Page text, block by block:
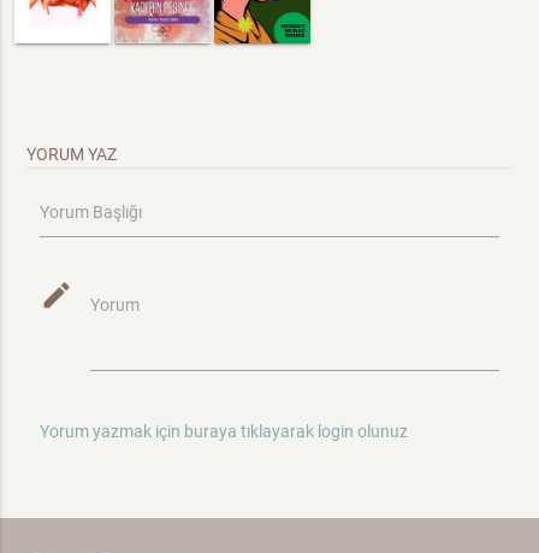
YORUM YAZ
Yorum Başlığı
mode_edit Yorum
Yorum yazmak için buraya tıklayarak login olunuz